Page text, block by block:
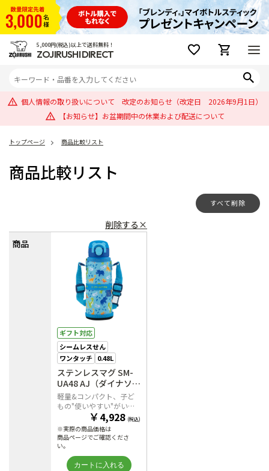
5,000円(税込)以上で送料無料！
ZOJIRUSHI DIRECT
個人情報の取り扱いについて 改定のお知らせ（改定日 2026年9月1日）
【お知らせ】お盆期間中の休業および配送について
トップページ 商品比較リスト
商品比較リスト
すべて削除
商品
削除する×
ギフト対応
シームレスせん
ワンタッチ 0.48L
ステンレスマグ SM-
UA48 AJ（ダイナソー
ブルー）
軽量&コンパクト、子ど
もの"使いやすい"がいっ
ぱいのステンレスマグ
￥4,928 (税込)
※実際の商品価格は
商品ページでご確認くださ
い。